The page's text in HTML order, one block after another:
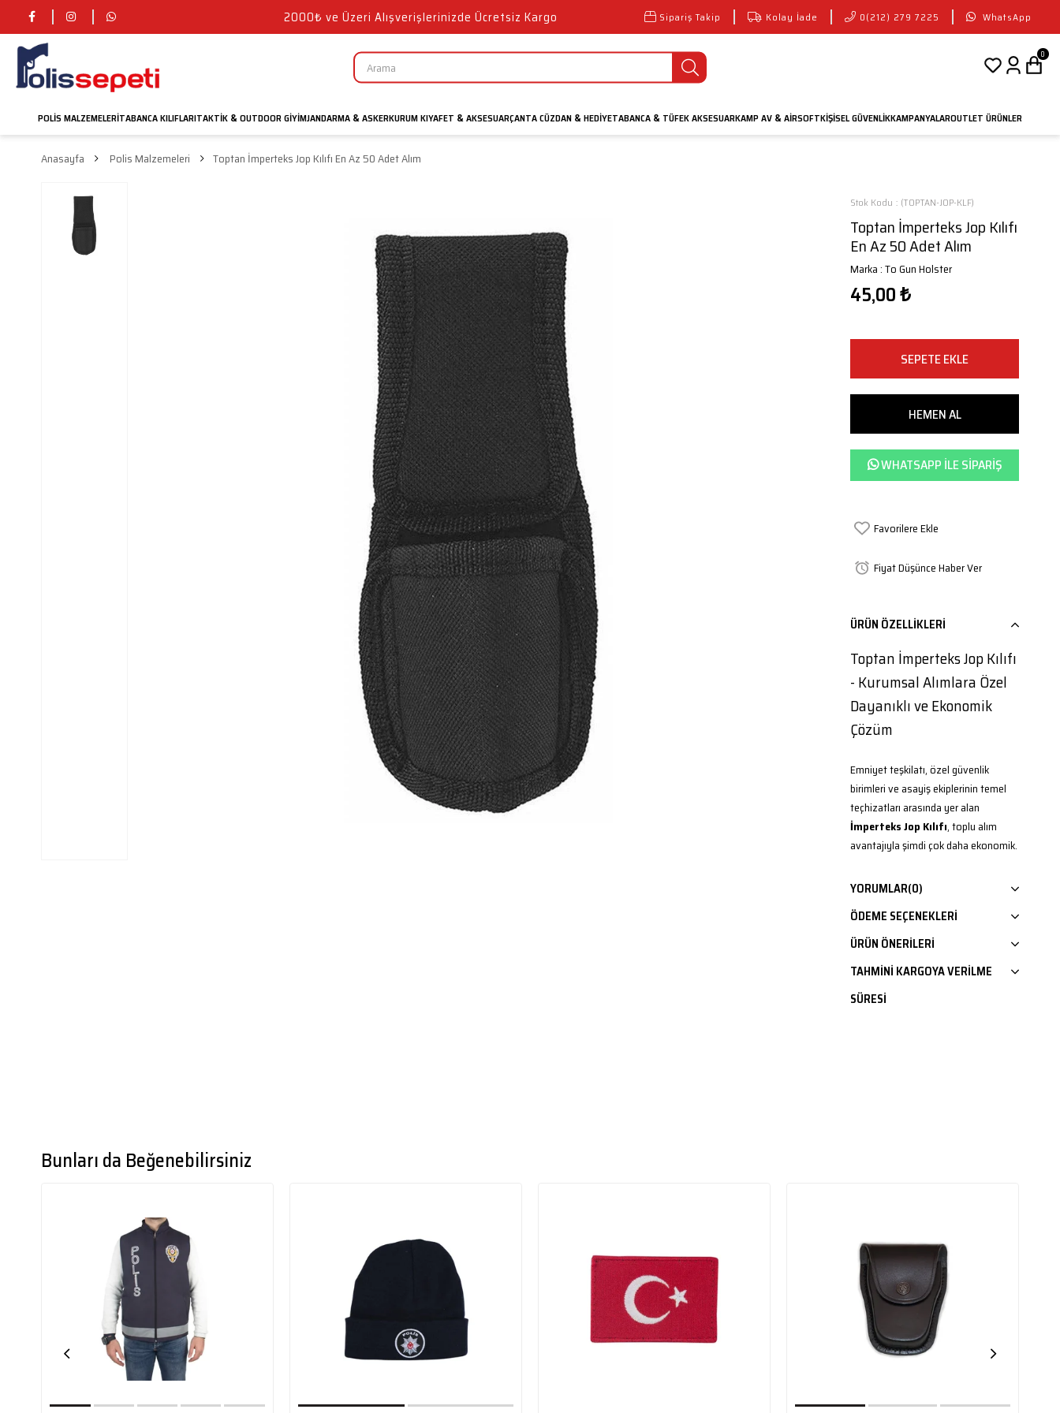
2000₺ ve Üzeri Alışverişlerinizde Ücretsiz Kargo Sipariş Takip Kolay İade 0(212) 279 7225 WhatsApp
0
POLIS MALZEMELERITABANCA KILIFLARITAKTIK & OUTDOOR GIYIMJANDARMA & ASKERKURUM KIYAFET & AKSESUARÇANTA CÜZDAN & HEDIYETABANCA & TÜFEK AKSESUARKAMP AV & AIRSOFTKIŞISEL GÜVENLIKKAMPANYALAROUTLET ÜRÜNLER
Anasayfa Polis Malzemeleri Toptan İmperteks Jop Kılıfı En Az 50 Adet Alım
Stok Kodu (TOPTAN-JOP-KLF)
Toptan İmperteks Jop Kılıfı
En Az 50 Adet Alım
Marka:To Gun Holster
45,00 ₺
WHATSAPP ILE SIPARIŞ
Favorilere Ekle
Fiyat Düşünce Haber Ver
ÜRÜN ÖZELLIKLERI
Toptan İmperteks Jop Kılıfı
- Kurumsal Alımlara Özel
Dayanıklı ve Ekonomik
Çözüm
Emniyet teşkilatı, özel güvenlik
birimleri ve asayiş ekiplerinin temel
teçhizatları arasında yer alan
İmperteks Jop Kılıfı, toplu alım
avantajıyla şimdi çok daha ekonomik.
En az 50 adetlik siparişler
için özel
personelin jop ekipmanını güvenle ve
hızlı erişilebilir şekilde taşımasını
İmperteks Kumaş Teknolojisi ve
Hafifliği sayesinde kemer üzerinde
ekstra yük oluşturmaz, hareket
kabiliyetini kısıtlamaz.
Öne Çıkan Özellikler ve Kurumsal
Avantajlar
maliyeti minimize eden
YORUMLAR(0)
ÖDEME SEÇENEKLERI
ÜRÜN ÖNERILERI
TAHMINI KARGOYA VERILME
SÜRESI
Bunları da Beğenebilirsiniz